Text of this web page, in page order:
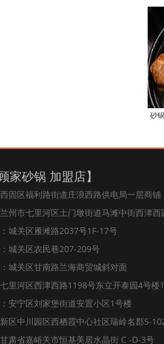
砂
家砂锅 加盟店】
西固区福利路街道庄浪西路供电局一层商铺
兰州市七里河区土门墩街道马滩中街西津
：城关区雁滩路2037号1F-17号
：城关区农民巷207-209号
：城关区甘南路兰海商贸城斜对面
七里河区西津西路1198号东立开泰园4号楼
：安宁区刘家堡街道安置小区1号楼
新区中川园区西栖霞中心社区瑞岭名郡5-
甘肃省嘉峪关市恒基美居水晶街 C -D-3号